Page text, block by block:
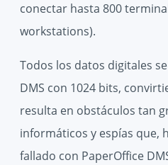
conectar hasta 800
workstations).
Todos los datos digitales
DMS con 1024 bits,
resulta en obstáculos tan
informáticos y espías que,
fallado con PaperOffice